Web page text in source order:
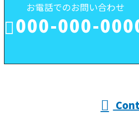
お電話でのお問い合わせ
000-000-